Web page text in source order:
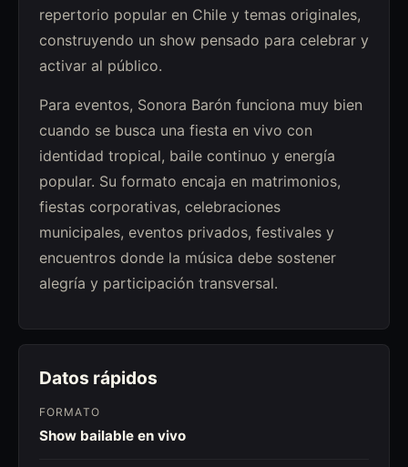
repertorio popular en Chile y temas originales,
construyendo un show pensado para celebrar y
activar al público.
Para eventos, Sonora Barón funciona muy bien
cuando se busca una fiesta en vivo con
identidad tropical, baile continuo y energía
popular. Su formato encaja en matrimonios,
fiestas corporativas, celebraciones
municipales, eventos privados, festivales y
encuentros donde la música debe sostener
alegría y participación transversal.
Datos rápidos
FORMATO
Show bailable en vivo